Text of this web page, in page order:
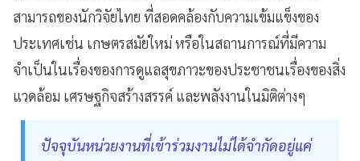
สามารถของนักวิจัยไทย ที่สอดคล้องกับความเข้มแข็งของ
ประเทศเช่น เกษตรสมัยใหม่ หรือในสถานการณ์ที่มีความ
จำเป็นในเรื่องของการดูแลสุขภาวะของประชาชนเรื่องของสิ่ง
แวดล้อม เศรษฐกิจสร้างสรรค์ และพลังงานในมิติต่างๆ
ปัจจุบันหน่วยงานที่เข้าร่วมงานไม่ได้จำกัดอยู่แค่